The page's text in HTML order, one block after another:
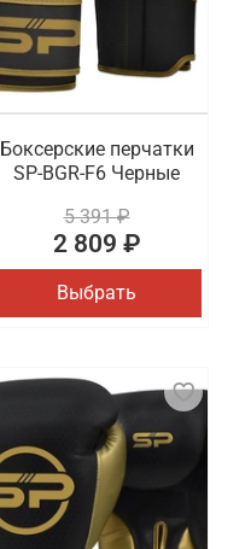
Боксерские перчатки
SP-BGR-F6 Черные
5 391 ₽
2 809 ₽
Выбрать